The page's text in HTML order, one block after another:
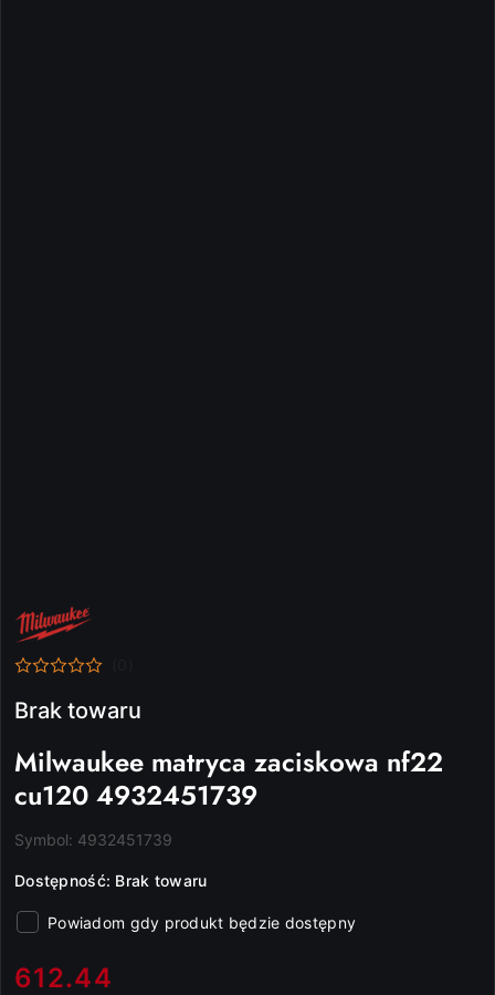
NAZWA
PRODUCENTA:
MILWAUKEE
Brak towaru
Milwaukee matryca zaciskowa nf22
cu120 4932451739
Symbol: 4932451739
Dostępność: Brak towaru
Powiadom gdy produkt będzie dostępny
cena:
612.44